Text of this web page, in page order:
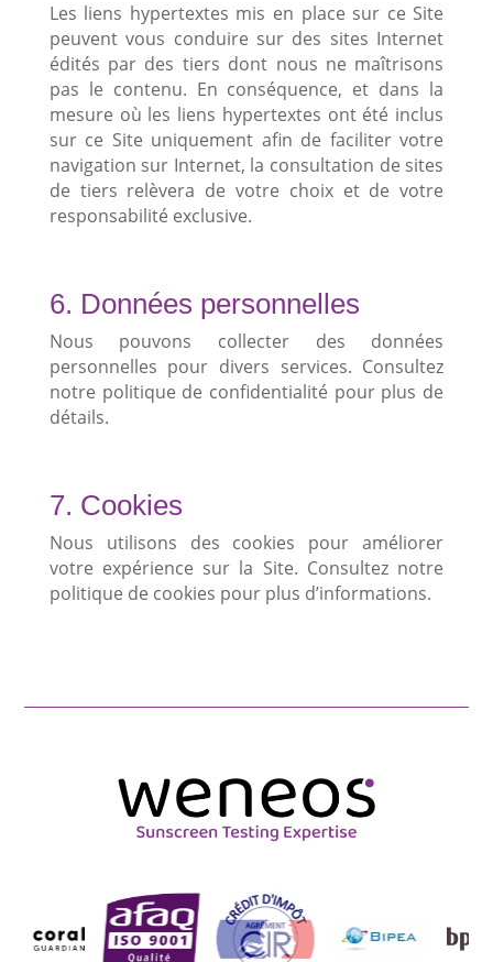
Les liens hypertextes mis en place sur ce Site
peuvent vous conduire sur des sites Internet
édités par des tiers dont nous ne maîtrisons
pas le contenu. En conséquence, et dans la
mesure où les liens hypertextes ont été inclus
sur ce Site uniquement afin de faciliter votre
navigation sur Internet, la consultation de sites
de tiers relèvera de votre choix et de votre
responsabilité exclusive.
6. Données personnelles
Nous pouvons collecter des données
personnelles pour divers services. Consultez
notre politique de confidentialité pour plus de
détails.
7. Cookies
Nous utilisons des cookies pour améliorer
votre expérience sur la Site. Consultez notre
politique de cookies pour plus d’informations.